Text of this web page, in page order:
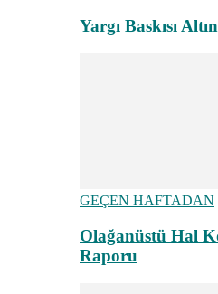
Yargı Baskısı
GEÇEN HAFTADAN
Olağanüstü Hal
Raporu